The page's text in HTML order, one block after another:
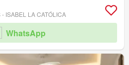
ISABEL LA CATÓLICA
WhatsApp